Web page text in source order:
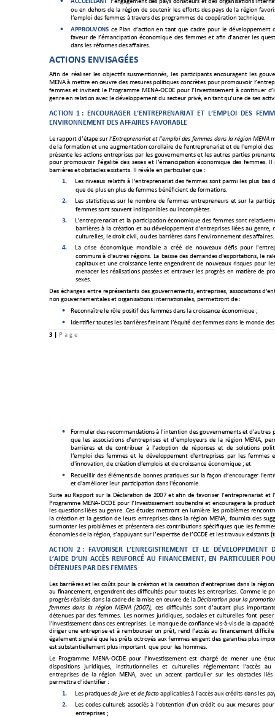
3 P a g e
 ACCUEILLANT l’engagement des pays donateurs et des organisations
ou en dehors de la région de soutenir les efforts des pays de la région
l’emploi des femmes à travers des programmes de coopération technique.
 APPROUVONS ce Plan d’action en tant que cadre pour le déve loppement
faveur de l’émancipation économique des femmes et afin d’ancrer les
dans les réformes des affaires.
ACTIONS ENVISAGÉES
Afin de réaliser les objectifs susmentionnés, les participants encouragent les
MENA à mettre en œuvre des mesures politiques concrètes pour promouvoir
femmes et invitent le Programme MENA-OCDE pour l’Investissement à continuer
genre en relation avec le développement du secteur privé, en tant qu’une de ses
ACTION 1 : ENCOURAGER  L’ENTREPRENARIAT  ET L’EMPLOI DES
ENVIRONNEMENT DES AFFAIRES FAVORABLE
Le rapport d’étape sur l’Entreprenariat et l’emploi des femmes dans la région MENA
de la formation et une augmentation corollaire de l'entreprenariat et de l'emploi des
présente les actions entreprises par les gouvernements et les autres parties
pour promouvoir l'égalité des sexes et l’émancipation économique des femmes. Il
barrières et obstacles existants. Il révèle en particulier que :
1.
Les niveaux relatifs à l'entreprenariat des femmes sont parmi les plus bas
que de plus en plus de femmes bénéficient de formations.
2.
Les statistiques sur le nombre de femmes entrepreneurs et sur la
femmes sont souvent indisponibles ou incomplètes.
3.
L'entreprenariat et la participation économique des femmes sont
barrières à la création et au développement d'entreprises liées au genre,
culturelles, le droit civil, ou des barrières dans l'environnement des affaires.
4.
La crise économique mondiale a créé de nouveaux défis pour
communs à d'autres régions. La baisse des demandes d'exportations, le
capitaux et une croissance lente engendrent de nouveaux risques pour
menacer les réalisations passées et entraver les progrès en matière de
sexes.
Des échanges entre représentants des gouvernements, entreprises, associations
non gouvernementales et organisations internationales, permettront de :
 Reconnaître le rôle positif des femmes dans la croissance économique ;
 Identifier toutes les barrières freinant l’équité des femmes dans le monde
 Formuler des recommandations à l'intention des gouvernements et d'autres
que les associations d’entreprises et d’employeurs de la région MENA,
barrières  et
  de  contribue
r  à  l'adoption  de  réponses  et  de  solutions
l’emploi des femmes et le développement d'entreprises par les femmes
d'innovation, de création d'emplois et de croissance économique ; et
 Recueillir des éléments de bonnes pratiques sur la façon d’encourager
et d'améliorer leur participation dans l'économie.
Suite au Rapport sur la Déclaration de 2007 et afin de favoriser l’entreprenariat et
Programme MENA-OCDE pour l’Investissement soutiendra et encouragera la
les questions liées au genre. Ces études mettront en lumière les problèmes
la création et la gestion de leurs entreprises dans la région MENA, fournira des
surmonter les problèmes et présentera des contributions spécifiques que les
économies de la région, s’appuyant sur l’expertise de l’OCDE et les travaux existants
ACTION 2 : FAVORISER L’ENREGISTREMENT ET LE DÉVELOPPEMENT
L’AIDE D’UN ACCÈS RENFORCÉ AU FINANCEMENT, EN PARTICULIER
DÉTENUES PAR DES FEMMES
Les barrières et les coûts pour la création et la cessation d'entreprises dans la
au financement, engendrent des difficultés pour toutes les entreprises. Comme le
progrès réalisés dans la cadre de la mise en œuvre de la Déclaration pour la promoti
femmes dans la région MENA (2007), ces difficultés sont d’autant plus
détenues par des femmes. Les normes juridiques, sociales et culturelles font peser
l'investissement dans ces entreprises. Le manque de confiance vis-à-vis de la
diriger une entreprise et à rembourser un prêt, rend l'accès au financement difficile
également signalé que les prêts octroyés aux femmes exigent des garanties plus
est substantiellement plus important  que pour les hommes.
Le  Programme  MENA-OCDE  pour  l'Investissement  est  chargé  de mener  une
dispositions juridiques, institutionnelles et culturelles réglementant l'accès
au
entreprises  de  la
  région  MENA,  avec  un  accent  partic
ulier  sur  les  obstacles  liés
permettra d’identifier :
1.
Les pratiques de jure et de facto applicables à l'accès aux crédits dans les pa
2.
Les codes culturels associés à l'obtention d'un crédit ou aux mesures
entreprises ;